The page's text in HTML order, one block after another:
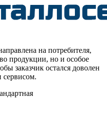
на потребителя,
продукции, но и особое
заказчик остался доволен
сервисом.